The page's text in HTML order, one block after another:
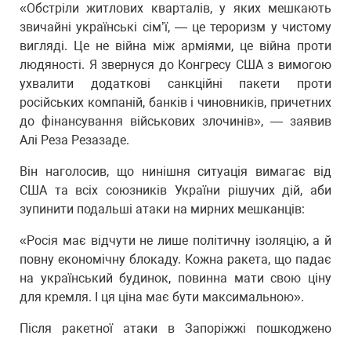
«Обстріли житлових кварталів, у яких мешкають
звичайні українські сім’ї, — це тероризм у чистому
вигляді. Це не війна між арміями, це війна проти
людяності. Я звернуся до Конгресу США з вимогою
ухвалити додаткові санкційні пакети проти
російських компаній, банків і чиновників, причетних
до фінансування військових злочинів», — заявив
Алі Реза Резазаде.
Він наголосив, що нинішня ситуація вимагає від
США та всіх союзників України рішучих дій, аби
зупинити подальші атаки на мирних мешканців:
«Росія має відчути не лише політичну ізоляцію, а й
повну економічну блокаду. Кожна ракета, що падає
на український будинок, повинна мати свою ціну
для кремля. І ця ціна має бути максимальною».
Після ракетної атаки в Запоріжжі пошкоджено